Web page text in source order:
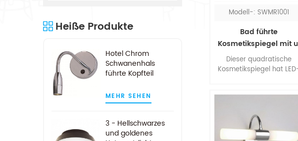
Heiße Produkte
Hotel Chrom
Schwanenhals
führte Kopfteil
MEHR SEHEN
3 - Hellschwarzes
und goldenes
Modell-: SWMR1001
Bad führte
Kosmetikspiegel mit
Dieser quadratische
Kosmetikspiegel hat
LED-Badezimmerspiegel ist
fest verdrahtet.